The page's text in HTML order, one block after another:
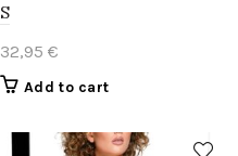
S
32,95 €
Add to cart